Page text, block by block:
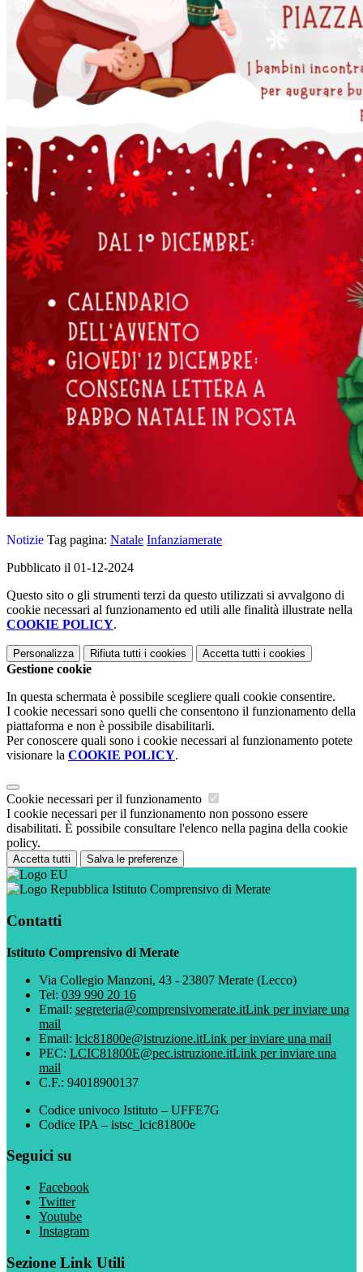
Notizie Tag pagina: Natale Infanziamerate
Pubblicato il 01-12-2024
Questo sito o gli strumenti terzi da questo utilizzati si avvalgono di
cookie necessari al funzionamento ed utili alle finalità illustrate nella
COOKIE POLICY.
Personalizza Rifiuta tutti i cookies Accetta tutti i cookies
Gestione cookie
In questa schermata è possibile scegliere quali cookie consentire.
I cookie necessari sono quelli che consentono il funzionamento della
piattaforma e non è possibile disabilitarli.
Per conoscere quali sono i cookie necessari al funzionamento potete
visionare la COOKIE POLICY.
Cookie necessari per il funzionamento
I cookie necessari per il funzionamento non possono essere
disabilitati. È possibile consultare l'elenco nella pagina della cookie
policy.
Accetta tutti Salva le preferenze
Istituto Comprensivo di Merate
Contatti
Istituto Comprensivo di Merate
Via Collegio Manzoni, 43 - 23807 Merate (Lecco)
Tel: 039 990 20 16
Email: segreteria@comprensivomerate.itLink per inviare una
mail
Email: lcic81800e@istruzione.itLink per inviare una mail
PEC: LCIC81800E@pec.istruzione.itLink per inviare una
mail
C.F.: 94018900137
Codice univoco Istituto – UFFE7G
Codice IPA – istsc_lcic81800e
Seguici su
Facebook
Twitter
Youtube
Instagram
Sezione Link Utili